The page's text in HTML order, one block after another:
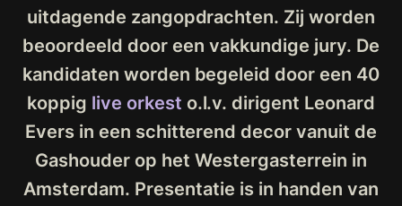
uitdagende zangopdrachten. Zij worden
beoordeeld door een vakkundige jury. De
kandidaten worden begeleid door een 40
koppig live orkest o.l.v. dirigent Leonard
Evers in een schitterend decor vanuit de
Gashouder op het Westergasterrein in
Amsterdam. Presentatie is in handen van